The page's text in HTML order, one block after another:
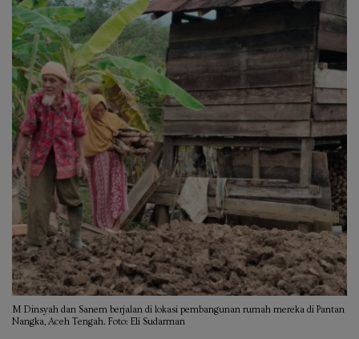
M Dinsyah dan Sanem berjalan di lokasi pembangunan rumah mereka di Pantan
Nangka, Aceh Tengah. Foto: Eli Sudarman